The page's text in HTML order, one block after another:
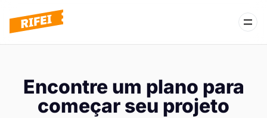
Criar conta
Encontre um plano para
começar seu projeto